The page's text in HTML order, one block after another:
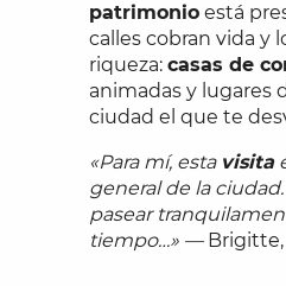
patrimonio está
calles cobran vida y
riqueza: casas de
animadas y lugares
ciudad el que te
«Para mí, esta visita
general de la
pasear
tiempo…» —